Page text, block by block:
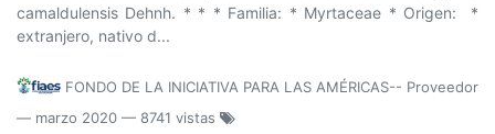
camaldulensis Dehnh. * * * Familia: * Myrtaceae * Origen: *
extranjero, nativo d...
FONDO DE LA INICIATIVA PARA LAS AMÉRICAS-- Proveedor
— marzo 2020 — 8741 vistas